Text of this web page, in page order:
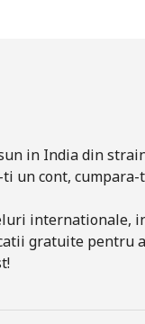
→
in India din
un cont, cumpara-
internationale,
gratuite pentru